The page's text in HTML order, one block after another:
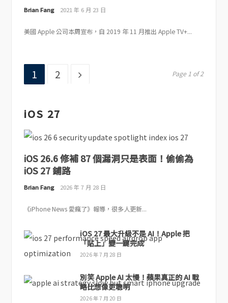
Brian Fang 2021 年 6 月 23 日
美國 Apple 公司本周宣布，自 2019 年 11 月推出 Apple TV+...
Page
1 Page
2 Page 1 of 2
iOS 27
iOS 26.6 修補 87 個漏洞只是表面！偷偷為
iOS 27 鋪路
Brian Fang 2026 年 7 月 28 日
《iPhone News 愛瘋了》報導，很多人更新...
iOS 27 最大升級不是 AI！Apple 把
「貼上」變一鍵完成
2026 年 7 月 28 日
別笑 Apple AI 太慢！蘋果真正的 AI 戰
略比想像更聰明
2026 年 7 月 20 日